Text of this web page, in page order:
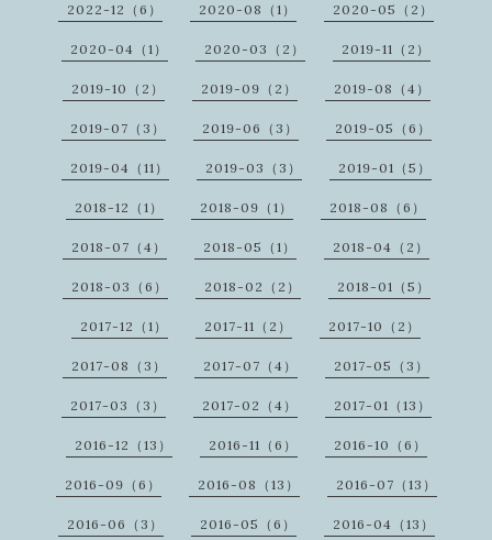
2022-12（6） 2020-08（1） 2020-05（2）
2020-04（1） 2020-03（2） 2019-11（2）
2019-10（2） 2019-09（2） 2019-08（4）
2019-07（3） 2019-06（3） 2019-05（6）
2019-04（11） 2019-03（3） 2019-01（5）
2018-12（1） 2018-09（1） 2018-08（6）
2018-07（4） 2018-05（1） 2018-04（2）
2018-03（6） 2018-02（2） 2018-01（5）
2017-12（1） 2017-11（2） 2017-10（2）
2017-08（3） 2017-07（4） 2017-05（3）
2017-03（3） 2017-02（4） 2017-01（13）
2016-12（13） 2016-11（6） 2016-10（6）
2016-09（6） 2016-08（13） 2016-07（13）
2016-06（3） 2016-05（6） 2016-04（13）